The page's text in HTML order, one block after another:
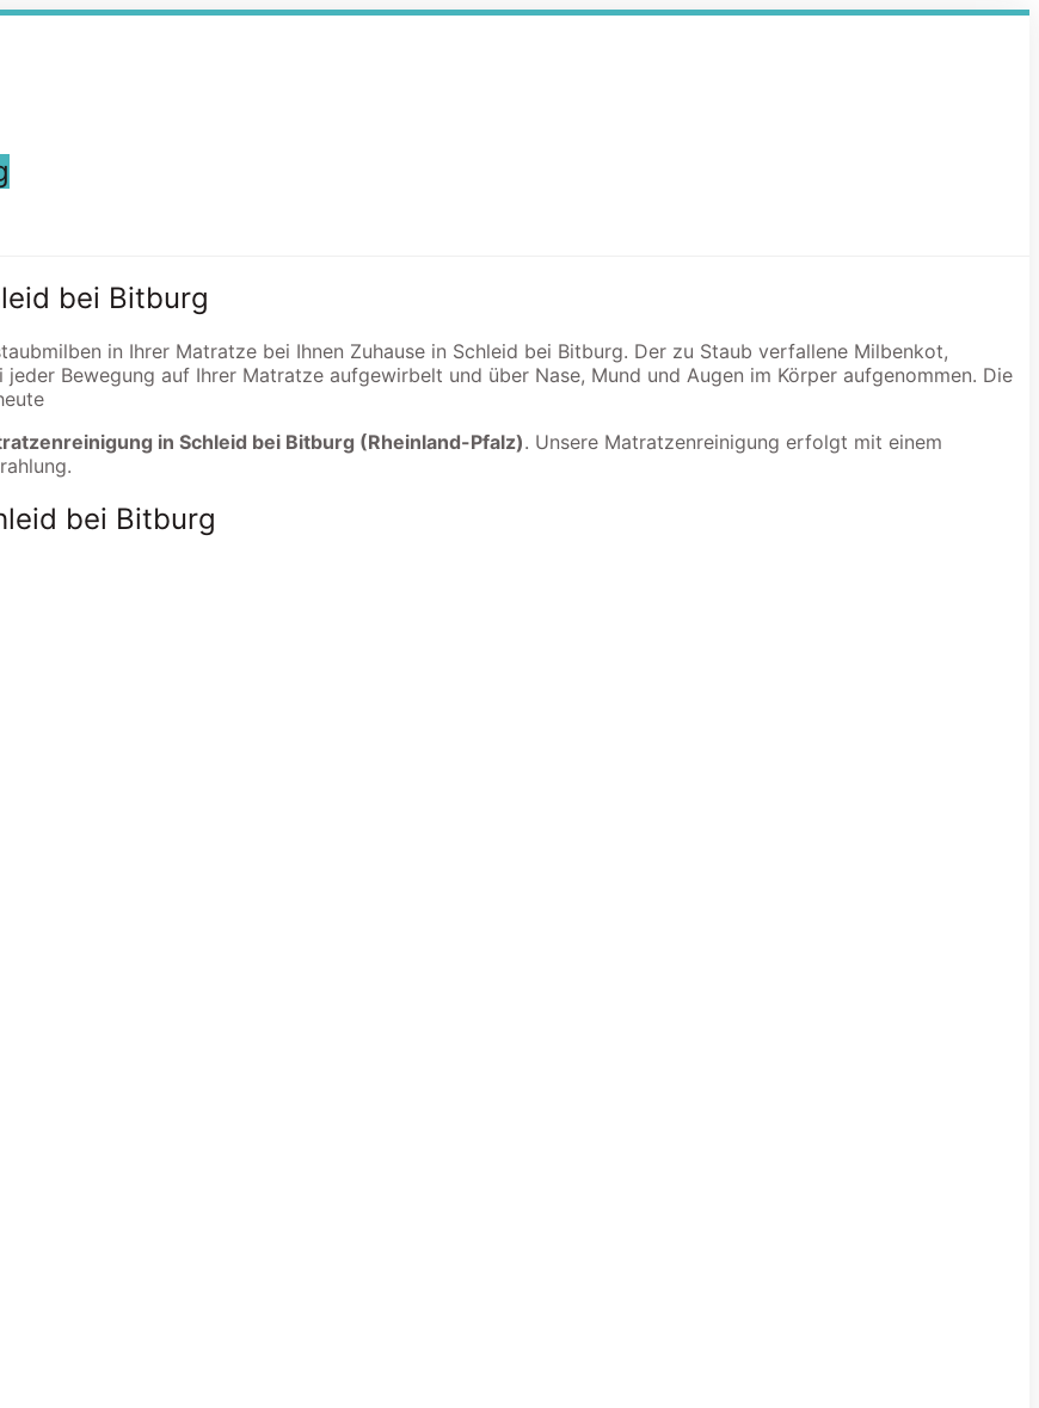
bei Bitburg
in Ihrer Matratze bei Ihnen Zuhause in Schleid bei Bitburg. Der zu Staub verfallene Milbenkot,
Bewegung auf Ihrer Matratze aufgewirbelt und über Nase, Mund und Augen im Körper aufgenommen. Die
in Schleid bei Bitburg (Rheinland-Pfalz). Unsere Matratzenreinigung erfolgt mit einem
bei Bitburg